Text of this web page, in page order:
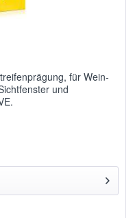
für Wein-
und